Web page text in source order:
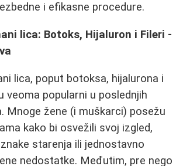
i efikasne procedure.
lica: Botoks, Hijaluron i Fileri -
lica, poput botoksa, hijalurona i
veoma popularni u poslednjih
Mnoge žene (i muškarci) posežu
kako bi osvežili svoj izgled,
starenja ili jednostavno
nedostatke. Međutim, pre nego